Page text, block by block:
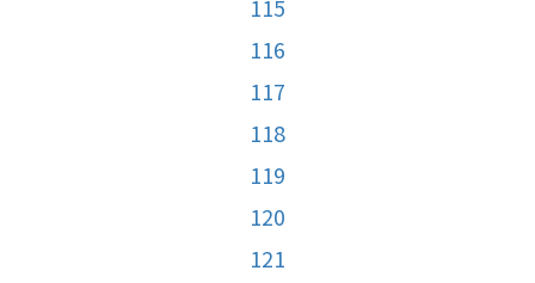
115
116
117
118
119
120
121